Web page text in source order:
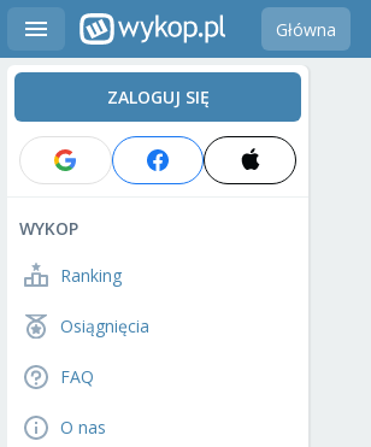
Główna
ZALOGUJ SIĘ
WYKOP
Ranking
Osiągnięcia
FAQ
O nas